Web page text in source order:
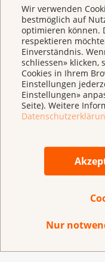
Wir verwenden
bestmöglich auf
optimieren können.
respektieren
Einverständnis.
schliessen» klicken,
Cookies in Ihrem
Einstellungen
Einstellungen»
Seite). Weitere
Nur
Angehörige sind
ins Gespräch zu
Mit dem
Nachsorge nach
Jugendlichen und
Krebsliga
Zusammenarbeit
Kontinenten, denn
Herzen.
Alle diese
sich, getragen